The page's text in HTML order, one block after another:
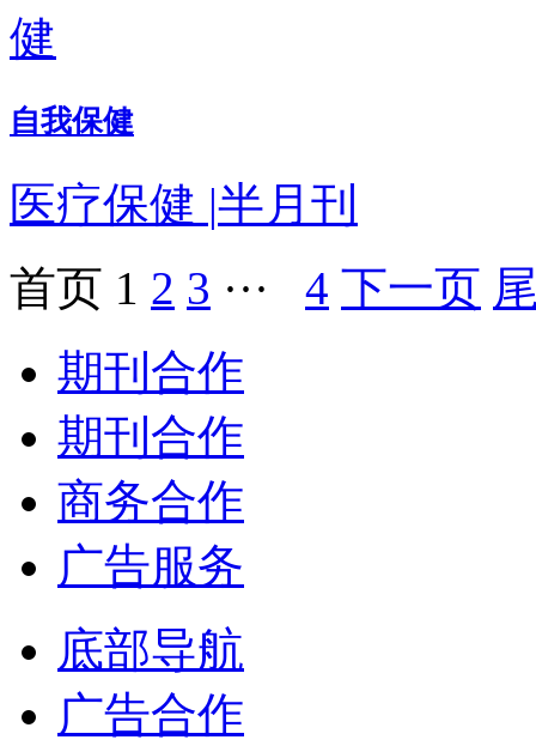
自我保健
医疗保健 |半月刊
首页 1 2 3 ··· 4 下一页
期刊合作
期刊合作
商务合作
广告服务
底部导航
广告合作